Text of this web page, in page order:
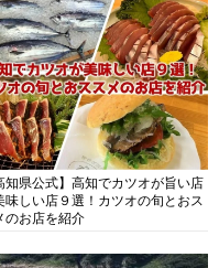
知県公式】高知でカツオが旨い店
味しい店９選！カツオの旬とおス
のお店を紹介